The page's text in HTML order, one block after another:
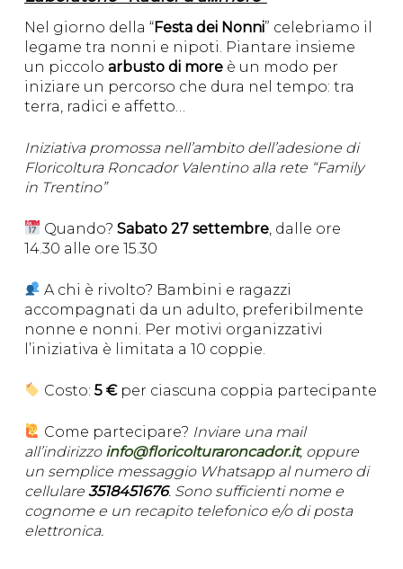
Nel giorno della “Festa dei Nonni” celebriamo il
legame tra nonni e nipoti. Piantare insieme
un piccolo arbusto di moreè un modo per
iniziare un percorso che dura nel tempo: tra
terra, radici e affetto…
Iniziativa promossa nell’ambito dell’adesione di
Floricoltura Roncador Valentino alla rete “Family
in Trentino”
Quando?Sabato 27 settembre , dalle ore
14.30 alle ore 15.30
A chi è rivolto? Bambini e ragazzi
accompagnati da un adulto, preferibilmente
nonne e nonni. Per motivi organizzativi
l’iniziativa è limitata a 10 coppie.
Costo:5 €per ciascuna coppia partecipante
Come partecipare? Inviare una mail
all’indirizzo info@floricolturaroncador.it, oppure
un semplice messaggio Whatsapp al numero di
cellulare 3518451676. Sono sufficienti nome e
cognome e un recapito telefonico e/o di posta
elettronica.